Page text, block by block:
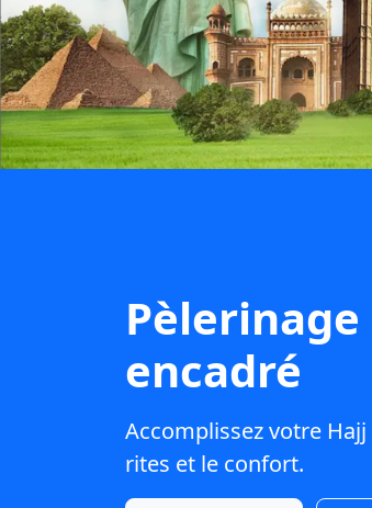
Pèlerinage
encadré
Accomplissez votre
rites et le confort.